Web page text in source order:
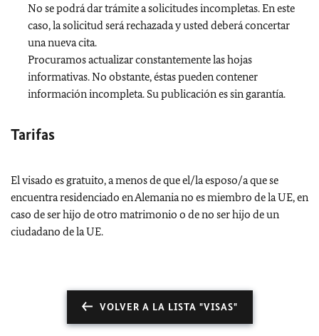
No se podrá dar trámite a solicitudes incompletas. En este
caso, la solicitud será rechazada y usted deberá concertar
una nueva cita.
Procuramos actualizar constantemente las hojas
informativas. No obstante, éstas pueden contener
información incompleta. Su publicación es sin garantía.
Tarifas
El visado es gratuito, a menos de que el/la esposo/a que se
encuentra residenciado en Alemania no es miembro de la UE, en
caso de ser hijo de otro matrimonio o de no ser hijo de un
ciudadano de la UE.
VOLVER A LA LISTA "VISAS"